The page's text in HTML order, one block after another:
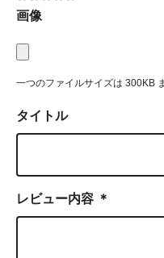
画像
一つのファイルサイズは 300KB
タイトル
レビュー内容 ＊